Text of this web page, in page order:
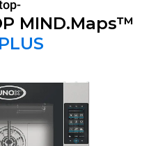
MIND.Maps™
PLUS